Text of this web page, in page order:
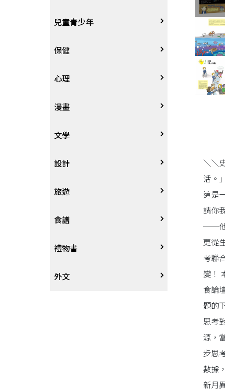
其他語言
中文
哲學
歷史地理
歷史人物傳記
兩岸國際
生涯規劃
經營管理、成功學
商學、經濟學
投資理財
人物傳記
職場工作術
技能檢定
電玩攻略
其他
天文地理
物理化學
科普
數學
航空
體育運動
音樂、樂譜
繪畫/書法
攝影
電影
棋藝桌遊
寵物
時尚、瘦身、芳療
戲劇、舞蹈
動腦解謎
兒童青少年
0~3歲
4~8歲
8~12歲
12~18歲
遊戲書
英語書
教育教養
保健
家庭、親子
疾病養生
醫療人文
心理
心理學
勵志成長
人際關係
生老病死
漫畫
漫畫
圖文繪本
限制級漫畫
文學
中文文學
中文詩詞
武俠小說
奇幻恐佈小說
推理小說
設計
藝術設計
居家佈置
建築工藝
園藝
旅遊
台灣
中港澳
日韓
食譜
中式
西式
禮物書
外文
＼＼
活。
這是
請你
──他
更從
考聯
變！
食論
題的
思考
源，
步思
數據
新月